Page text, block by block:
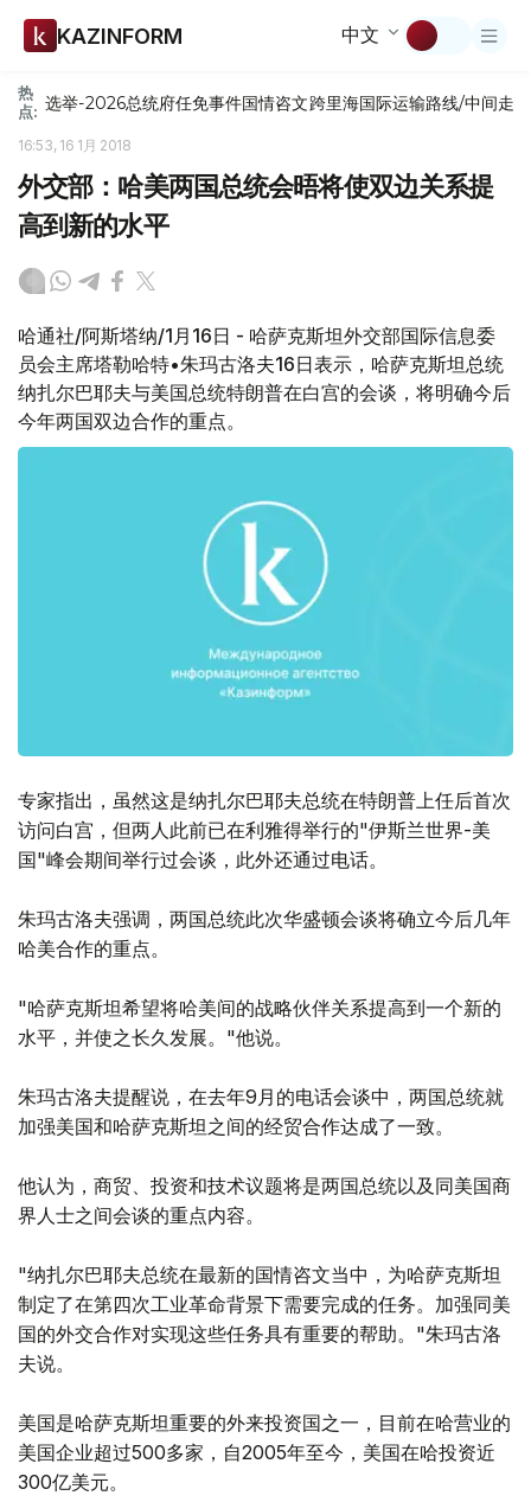
KAZINFORM 中文
热
点: 选举-2026总统府任免事件国情咨文跨里海国际运输路线/中间走廊
16:53, 16 1月 2018
外交部：哈美两国总统会晤将使双边关系提
高到新的水平
哈通社/阿斯塔纳/1月16日 - 哈萨克斯坦外交部国际信息委
员会主席塔勒哈特•朱玛古洛夫16日表示，哈萨克斯坦总统
纳扎尔巴耶夫与美国总统特朗普在白宫的会谈，将明确今后
今年两国双边合作的重点。
专家指出，虽然这是纳扎尔巴耶夫总统在特朗普上任后首次
访问白宫，但两人此前已在利雅得举行的"伊斯兰世界-美
国"峰会期间举行过会谈，此外还通过电话。
朱玛古洛夫强调，两国总统此次华盛顿会谈将确立今后几年
哈美合作的重点。
"哈萨克斯坦希望将哈美间的战略伙伴关系提高到一个新的
水平，并使之长久发展。"他说。
朱玛古洛夫提醒说，在去年9月的电话会谈中，两国总统就
加强美国和哈萨克斯坦之间的经贸合作达成了一致。
他认为，商贸、投资和技术议题将是两国总统以及同美国商
界人士之间会谈的重点内容。
"纳扎尔巴耶夫总统在最新的国情咨文当中，为哈萨克斯坦
制定了在第四次工业革命背景下需要完成的任务。加强同美
国的外交合作对实现这些任务具有重要的帮助。"朱玛古洛
夫说。
美国是哈萨克斯坦重要的外来投资国之一，目前在哈营业的
美国企业超过500多家，自2005年至今，美国在哈投资近
300亿美元。